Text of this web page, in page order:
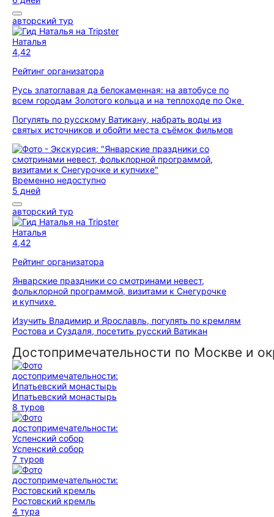
авторский тур
Наталья
4,42
Рейтинг организатора
Русь златоглавая да белокаменная: на автобусе по
всем городам Золотого кольца и на теплоходе по Оке
Погулять по русскому Ватикану, набрать воды из
святых источников и обойти места съёмок фильмов
Временно недоступно
5 дней
авторский тур
Наталья
4,42
Рейтинг организатора
Январские праздники со смотринами невест,
фольклорной программой, визитами к Снегурочке
и купчихе
Изучить Владимир и Ярославль, погулять по кремлям
Ростова и Суздаля, посетить русский Ватикан
Достопримечательности по Москве и
Ипатьевский монастырь
8 туров
Успенский собор
7 туров
Ростовский кремль
4 тура